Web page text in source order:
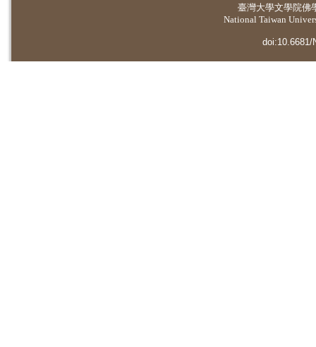
臺灣大學文學院佛
National Taiwan
doi:10.6681/